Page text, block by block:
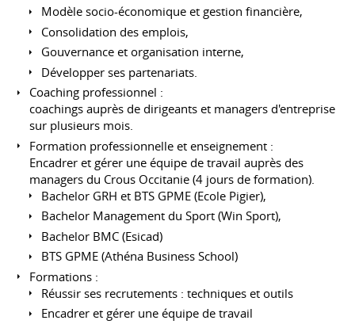
Modèle socio-économique et gestion financière,
Consolidation des emplois,
Gouvernance et organisation interne,
Développer ses partenariats.
Coaching professionnel :
coachings auprès de dirigeants et managers d'entreprise
sur plusieurs mois.
Formation professionnelle et enseignement :
Encadrer et gérer une équipe de travail auprès des
managers du Crous Occitanie (4 jours de formation).
Bachelor GRH et BTS GPME (Ecole Pigier),
Bachelor Management du Sport (Win Sport),
Bachelor BMC (Esicad)
BTS GPME (Athéna Business School)
Formations :
Réussir ses recrutements : techniques et outils
Encadrer et gérer une équipe de travail